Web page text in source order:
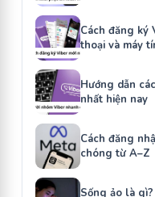
Cách đăng ký
thoại và máy
Hướng dẫn
nhất hiện nay
Cách đăng
chóng từ A–Z
Sống ảo là